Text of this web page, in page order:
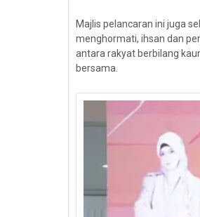
Majlis pelancaran ini juga
menghormati, ihsan dan
antara rakyat berbilang
bersama.